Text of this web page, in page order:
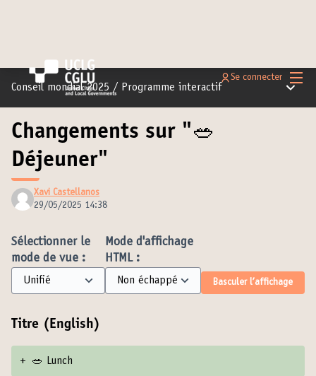
Se connecter
Conseil mondial 2025 / Programme interactif Menu
Changements sur "🥗
Déjeuner"
Xavi Castellanos
29/05/2025 14:38
Sélectionner le
mode de vue :
Mode d'affichage
HTML :
Basculer l’affichage
Titre (English)
+ 🥗 Lunch